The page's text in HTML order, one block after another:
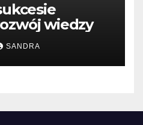
wiedzy
SANDRA